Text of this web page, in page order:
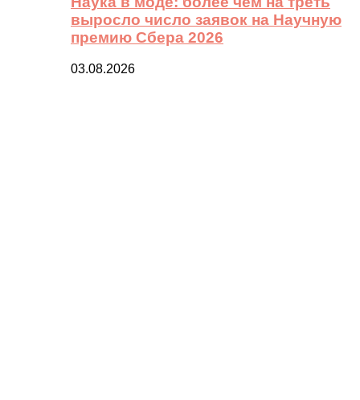
выросло число заявок на Научную
премию Сбера 2026
03.08.2026